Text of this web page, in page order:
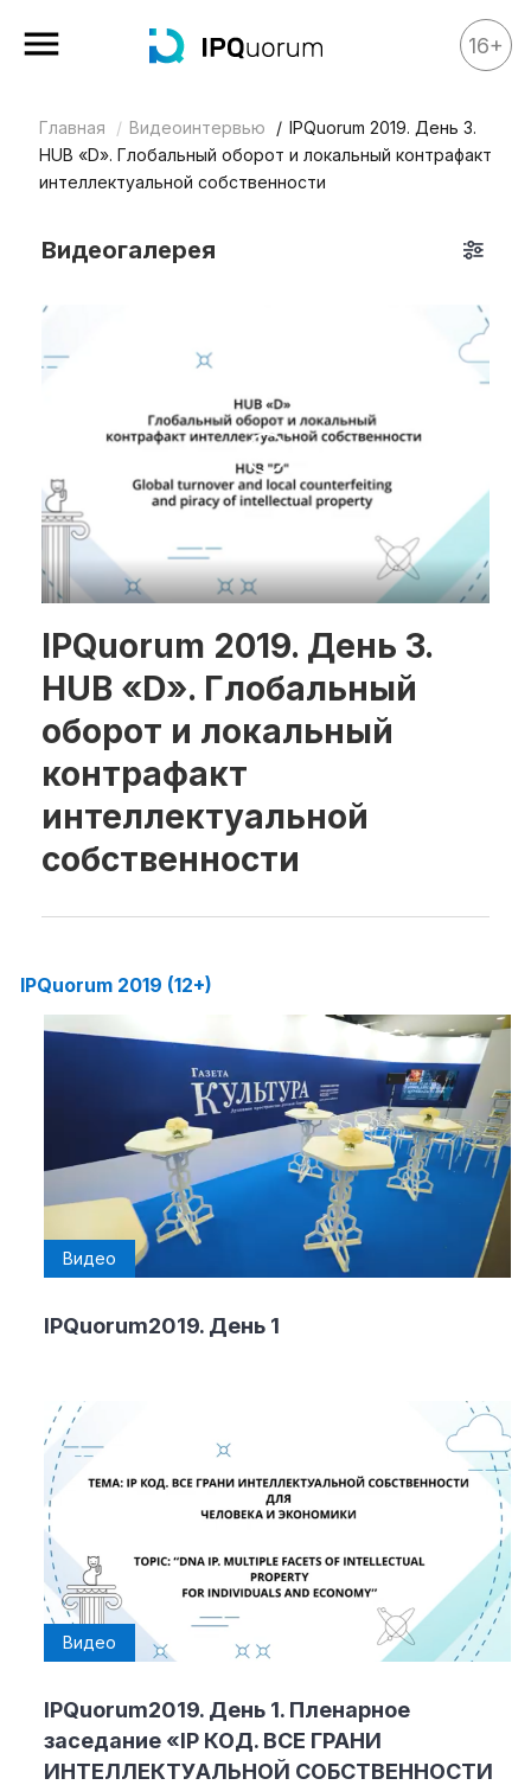
Все материалы
Аналитика
Legal review
События
Календарь
Рубрики
Интеллектуальная собственность
и креативные индустрии
Кино и театр
Искусство
Дизайн и мода
Реклама и маркетинг
Архитектура и урбанистика
Наука и технологии
Издательское дело
Музеи
Материалы партнеров
АКИ
Artists / Художники.РФ
Онлайн патент
16+
Главная Видеоинтервью
IPQuorum 2019. День 3.
HUB «D». Глобальный оборот и локальный контрафакт
интеллектуальной собственности
Видеогалерея
IPQuorum 2019. День 3.
HUB «D». Глобальный
оборот и локальный
контрафакт
интеллектуальной
собственности
IPQuorum 2019 (12+)
Видео
IPQuorum2019. День 1
Видео
IPQuorum2019. День 1. Пленарное
заседание «IP КОД. ВСЕ ГРАНИ
ИНТЕЛЛЕКТУАЛЬНОЙ СОБСТВЕННОСТИ